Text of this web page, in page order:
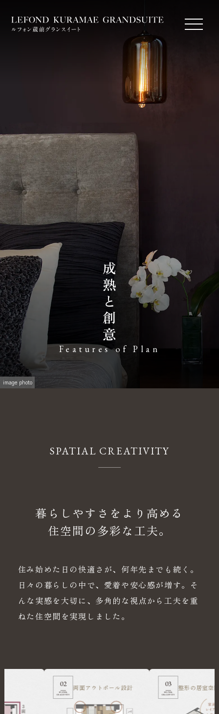
成
熟
と
創
意
Features of Plan
image photo
SPATIAL CREATIVITY
暮らしやすさをより高める
住空間の多彩な工夫。
住み始めた日の快適さが、何年先までも続く。
日々の暮らしの中で、愛着や安心感が増す。そ
んな実感を大切に、多角的な視点から工夫を重
ねた住空間を実現しました。
CREATIVITY
両面アウトポール設計
CREATIVITY
整形の居室空間